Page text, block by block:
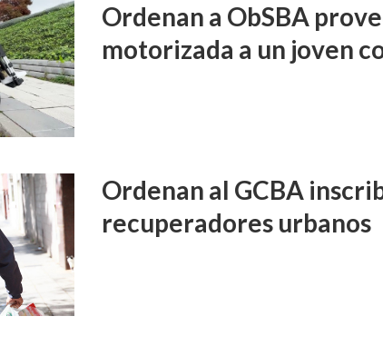
Ordenan a ObSBA
motorizada a un joven
Ordenan al GCBA
recuperadores urbanos